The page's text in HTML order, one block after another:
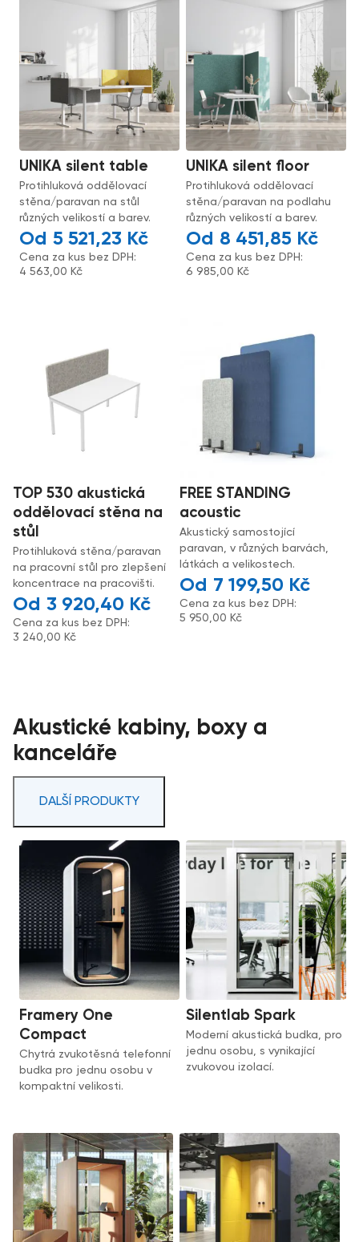
UNIKA silent table
Protihluková oddělovací
stěna/paravan na stůl
různých velikostí a barev.
5 521,23 Kč
Cena za kus bez DPH:
4 563,00 Kč
UNIKA silent floor
Protihluková oddělovací
stěna/paravan na podlahu
různých velikostí a barev.
8 451,85 Kč
Cena za kus bez DPH:
6 985,00 Kč
TOP 530 akustická
oddělovací stěna na
stůl
Protihluková stěna/paravan
na pracovní stůl pro zlepšení
koncentrace na pracovišti.
3 920,40 Kč
Cena za kus bez DPH:
3 240,00 Kč
FREE STANDING
acoustic
Akustický samostojící
paravan, v různých barvách,
látkách a velikostech.
7 199,50 Kč
Cena za kus bez DPH:
5 950,00 Kč
Akustické kabiny, boxy a
kanceláře
DALŠÍ PRODUKTY
Framery One
Compact
Chytrá zvukotěsná telefonní
budka pro jednu osobu v
kompaktní velikosti.
Silentlab Spark
Moderní akustická budka, pro
jednu osobu, s vynikající
zvukovou izolací.